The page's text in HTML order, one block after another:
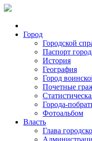
Город
Городской
Паспорт
История
География
Город
Почетные
Города-
Фотоальбом
Власть
Глава